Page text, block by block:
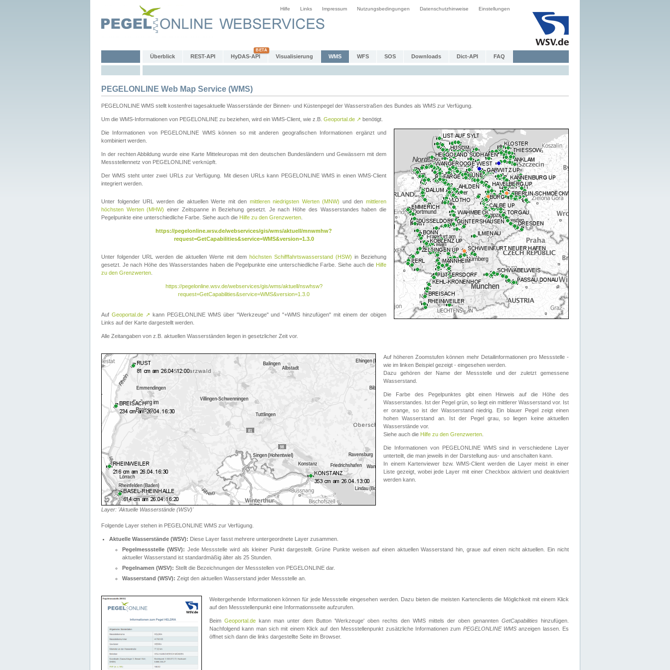
Hilfe Links Impressum Nutzungsbedingungen Datenschutzhinweise Einstellungen
Überblick REST-API HyDAS-API Visualisierung WMS WFS SOS Downloads Dict-API FAQ
PEGELONLINE Web Map Service (WMS)
PEGELONLINE WMS stellt kostenfrei tagesaktuelle Wasserstände der Binnen- und Küstenpegel der Wasserstraßen des Bundes als WMS zur Verfügung.
Um die WMS-Informationen von PEGELONLINE zu beziehen, wird ein WMS-Client, wie z.B. Geoportal.de ↗ benötigt.
Die Informationen von PEGELONLINE WMS können so mit anderen geografischen Informationen ergänzt und
kombiniert werden.
In der rechten Abbildung wurde eine Karte Mitteleuropas mit den deutschen Bundesländern und Gewässern mit dem
Messstellennetz von PEGELONLINE verknüpft.
Der WMS steht unter zwei URLs zur Verfügung. Mit diesen URLs kann PEGELONLINE WMS in einen WMS-Client
integriert werden.
Unter folgender URL werden die aktuellen Werte mit den mittleren niedrigsten Werten (MNW) und denmittleren
höchsten Werten (MHW) einer Zeitspanne in Beziehung gesetzt. Je nach Höhe des Wasserstandes haben die
Pegelpunkte eine unterschiedliche Farbe. Siehe auch die Hilfe zu den Grenzwerten
https://pegelonline.wsv.de/webservices/gis/wms/aktuell/mnwmhw?
request=GetCapabilities&service=WMS&version=1.3.0
Unter folgender URL werden die aktuellen Werte mit dem höchsten Schifffahrtswasserstand (HSW) in Beziehung
gesetzt. Je nach Höhe des Wasserstandes haben die Pegelpunkte eine unterschiedliche Farbe. Siehe auch die Hilfe
zu den Grenzwerten
https://pegelonline.wsv.de/webservices/gis/wms/aktuell/nswhsw?
request=GetCapabilities&service=WMS&version=1.3.0
Auf Geoportal.de ↗ kann PEGELONLINE WMS über "Werkzeuge" und "+WMS hinzufügen" mit einem der obigen
Links auf der Karte dargestellt werden.
Alle Zeitangaben von z.B. aktuellen Wasserständen liegen in gesetzlicher Zeit vor.
Layer: 'Aktuelle Wasserstände (WSV)'
Auf höheren Zoomstufen können mehr Detailinformationen pro Messstelle -
wie im linken Beispiel gezeigt - eingesehen werden.
Dazu gehören der Name der Messstelle und der zuletzt gemessene
Wasserstand.
Die Farbe des Pegelpunktes gibt einen Hinweis auf die Höhe des
Wasserstandes. Ist der Pegel grün, so liegt ein mittlerer Wasserstand vor. Ist
er orange, so ist der Wasserstand niedrig. Ein blauer Pegel zeigt einen
hohen Wasserstand an. Ist der Pegel grau, so liegen keine aktuellen
Wasserstände vor.
Siehe auch die Hilfe zu den Grenzwerten
Die Informationen von PEGELONLINE WMS sind in verschiedene Layer
unterteilt, die man jeweils in der Darstellung aus- und anschalten kann.
In einem Kartenviewer bzw. WMS-Client werden die Layer meist in einer
Liste gezeigt, wobei jede Layer mit einer Checkbox aktiviert und deaktiviert
werden kann.
Folgende Layer stehen in PEGELONLINE WMS zur Verfügung.
Aktuelle Wasserstände (WSV): Diese Layer fasst mehrere untergeordnete Layer zusammen.
Pegelmessstelle (WSV): Jede Messstelle wird als kleiner Punkt dargestellt. Grüne Punkte weisen auf einen aktuellen Wasserstand hin, graue auf einen nicht aktuellen. Ein nicht
aktueller Wasserstand ist standardmäßig älter als 25 Stunden.
Pegelnamen (WSV): Stellt die Bezeichnungen der Messstellen von PEGELONLINE dar.
Wasserstand (WSV): Zeigt den aktuellen Wasserstand jeder Messstelle an.
Weitergehende Informationen können für jede Messstelle eingesehen werden. Dazu bieten die meisten Kartenclients die Möglichkeit mit einem Klick
auf den Messstellenpunkt eine Informationsseite aufzurufen.
Beim Geoportal.de kann man unter dem Button 'Werkzeuge' oben rechts den WMS mittels der oben genannten GetCapabilities hinzufügen.
Nachfolgend kann man sich mit einem Klick auf den Messstellenpunkt zusätzliche Informationen zum PEGELONLINE WMSanzeigen lassen. Es
öffnet sich dann die links dargestellte Seite im Browser.